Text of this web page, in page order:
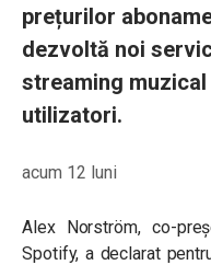
prețurilor
dezvoltă noi
streaming
utilizatori.
acum 12 luni
Alex Norström, co-
Spotify, a declarat